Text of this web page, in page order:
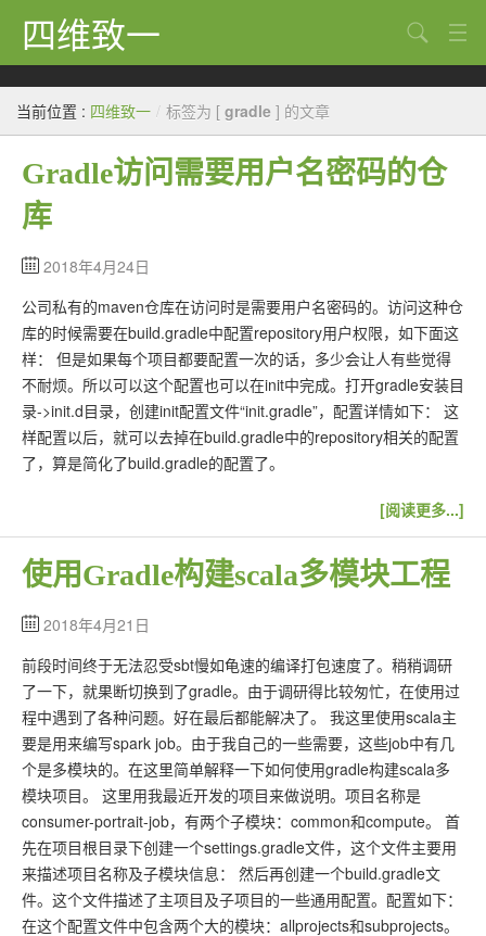
四维致一
Java
大数据
Python
Scala
GoLang
工程
Bug
Tricks
想法
搜索
当前位置 : 四维致一 / 标签为 [ gradle ] 的文章
Gradle访问需要用户名密码的仓
库
2018年4月24日
公司私有的maven仓库在访问时是需要用户名密码的。访问这种仓
库的时候需要在build.gradle中配置repository用户权限，如下面这
样： 但是如果每个项目都要配置一次的话，多少会让人有些觉得
不耐烦。所以可以这个配置也可以在init中完成。打开gradle安装目
录->init.d目录，创建init配置文件“init.gradle”，配置详情如下： 这
样配置以后，就可以去掉在build.gradle中的repository相关的配置
了，算是简化了build.gradle的配置了。
[阅读更多...]
使用Gradle构建scala多模块工程
2018年4月21日
前段时间终于无法忍受sbt慢如龟速的编译打包速度了。稍稍调研
了一下，就果断切换到了gradle。由于调研得比较匆忙，在使用过
程中遇到了各种问题。好在最后都能解决了。 我这里使用scala主
要是用来编写spark job。由于我自己的一些需要，这些job中有几
个是多模块的。在这里简单解释一下如何使用gradle构建scala多
模块项目。 这里用我最近开发的项目来做说明。项目名称是
consumer-portrait-job，有两个子模块：common和compute。 首
先在项目根目录下创建一个settings.gradle文件，这个文件主要用
来描述项目名称及子模块信息： 然后再创建一个build.gradle文
件。这个文件描述了主项目及子项目的一些通用配置。配置如下：
在这个配置文件中包含两个大的模块：allprojects和subprojects。